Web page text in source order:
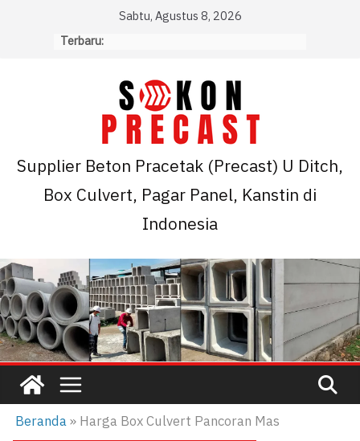
Sabtu, Agustus 8, 2026
Terbaru:
Supplier Beton Pracetak (Precast) U Ditch,
Box Culvert, Pagar Panel, Kanstin di
Indonesia
Beranda» Harga Box Culvert Pancoran Mas